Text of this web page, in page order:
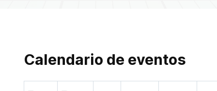
Calendario de eventos